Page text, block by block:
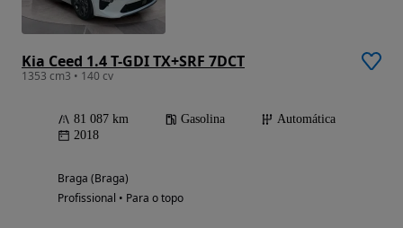
Kia Ceed 1.4 T-GDI TX+SRF 7DCT
1353 cm3 • 140 cv
81 087 km Gasolina
Automática
2018
Braga (Braga)
Profissional • Para o topo